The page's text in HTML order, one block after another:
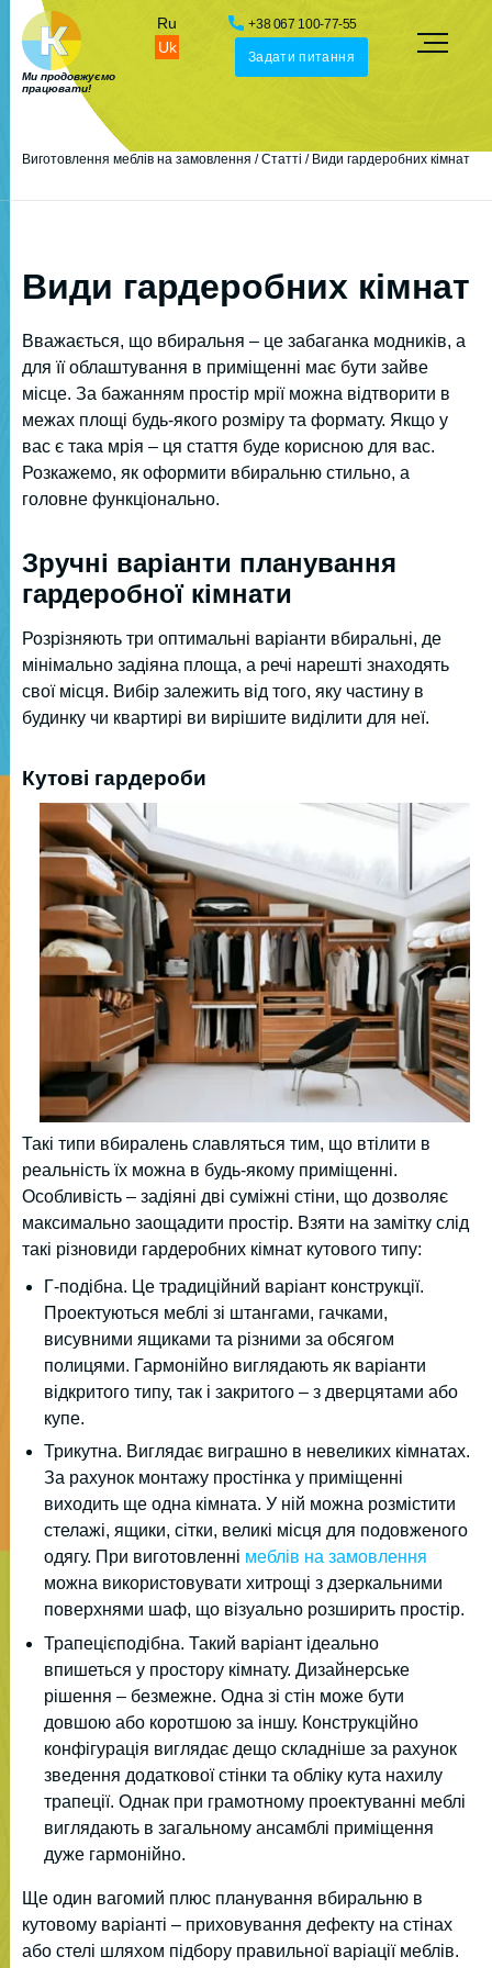
Ми продовжуємо
працювати!
Uk
Ru +38 067 100-77-55
Задати питання
Виготовлення меблів на замовлення /Статті / Види гардеробних кімнат
Види гардеробних кімнат
Вважається, що вбиральня – це забаганка модників, а
для її облаштування в приміщенні має бути зайве
місце. За бажанням простір мрії можна відтворити в
межах площі будь-якого розміру та формату. Якщо у
вас є така мрія – ця стаття буде корисною для вас.
Розкажемо, як оформити вбиральню стильно, а
головне функціонально.
Зручні варіанти планування
гардеробної кімнати
Розрізняють три оптимальні варіанти вбиральні, де
мінімально задіяна площа, а речі нарешті знаходять
свої місця. Вибір залежить від того, яку частину в
будинку чи квартирі ви вирішите виділити для неї.
Кутові гардероби
Такі типи вбиралень славляться тим, що втілити в
реальність їх можна в будь-якому приміщенні.
Особливість – задіяні дві суміжні стіни, що дозволяє
максимально заощадити простір. Взяти на замітку слід
такі різновиди гардеробних кімнат кутового типу:
Г-подібна. Це традиційний варіант конструкції.
Проектуються меблі зі штангами, гачками,
висувними ящиками та різними за обсягом
полицями. Гармонійно виглядають як варіанти
відкритого типу, так і закритого – з дверцятами або
купе.
Трикутна. Виглядає виграшно в невеликих кімнатах.
За рахунок монтажу простінка у приміщенні
виходить ще одна кімната. У ній можна розмістити
стелажі, ящики, сітки, великі місця для подовженого
одягу. При виготовленні меблів на замовлення
можна використовувати хитрощі з дзеркальними
поверхнями шаф, що візуально розширить простір.
Трапецієподібна. Такий варіант ідеально
впишеться у простору кімнату. Дизайнерське
рішення – безмежне. Одна зі стін може бути
довшою або коротшою за іншу. Конструкційно
конфігурація виглядає дещо складніше за рахунок
зведення додаткової стінки та обліку кута нахилу
трапеції. Однак при грамотному проектуванні меблі
виглядають в загальному ансамблі приміщення
дуже гармонійно.
Ще один вагомий плюс планування вбиральню в
кутовому варіанті – приховування дефекту на стінах
або стелі шляхом підбору правильної варіації меблів.